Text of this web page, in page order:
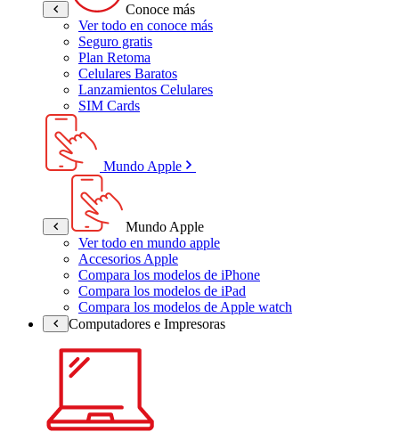
Conoce más
Ver todo en conoce más
Seguro gratis
Plan Retoma
Celulares Baratos
Lanzamientos Celulares
SIM Cards
Mundo Apple
Mundo Apple
Ver todo en mundo apple
Accesorios Apple
Compara los modelos de iPhone
Compara los modelos de iPad
Compara los modelos de Apple watch
Computadores e Impresoras